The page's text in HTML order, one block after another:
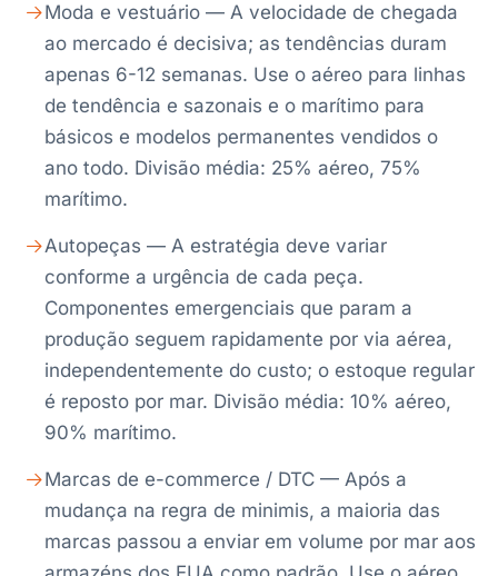
Moda e vestuário — A velocidade de chegada
ao mercado é decisiva; as tendências duram
apenas 6-12 semanas. Use o aéreo para linhas
de tendência e sazonais e o marítimo para
básicos e modelos permanentes vendidos o
ano todo. Divisão média: 25% aéreo, 75%
marítimo.
Autopeças — A estratégia deve variar
conforme a urgência de cada peça.
Componentes emergenciais que param a
produção seguem rapidamente por via aérea,
independentemente do custo; o estoque regular
é reposto por mar. Divisão média: 10% aéreo,
90% marítimo.
Marcas de e-commerce / DTC — Após a
mudança na regra de minimis, a maioria das
marcas passou a enviar em volume por mar aos